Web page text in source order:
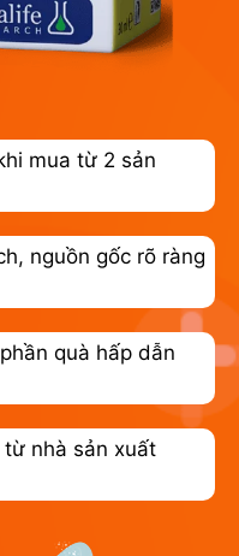
mua từ 2 sản
nguồn gốc rõ ràng
quà hấp dẫn
nhà sản xuất